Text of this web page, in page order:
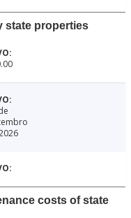
state properties
costs of state